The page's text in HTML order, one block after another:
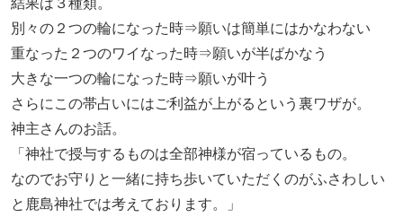
結果は３種類。
別々の２つの輪になった時⇒願いは簡単にはかなわない
重なった２つのワイなった時⇒願いが半ばかなう
大きな一つの輪になった時⇒願いが叶う
さらにこの帯占いにはご利益が上がるという裏ワザが。
神主さんのお話。
「神社で授与するものは全部神様が宿っているもの。
なのでお守りと一緒に持ち歩いていただくのがふさわしい
と鹿島神社では考えております。」